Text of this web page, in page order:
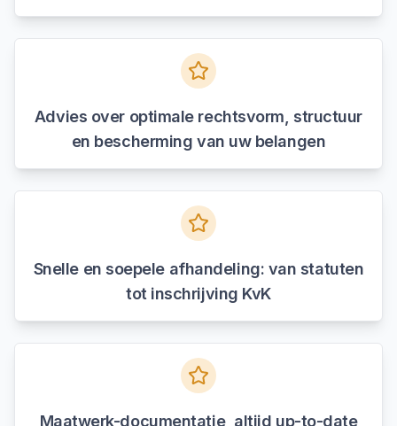
Advies over optimale rechtsvorm, structuur
en bescherming van uw belangen
Snelle en soepele afhandeling: van statuten
tot inschrijving KvK
Maatwerk-documentatie, altijd up-to-date